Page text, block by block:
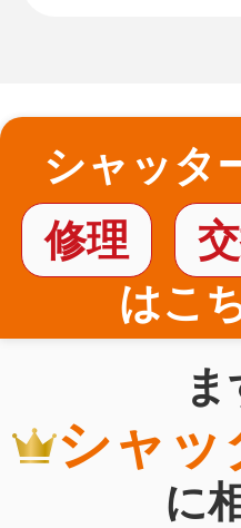
シャッタ
修理
はこ
シャッ
に